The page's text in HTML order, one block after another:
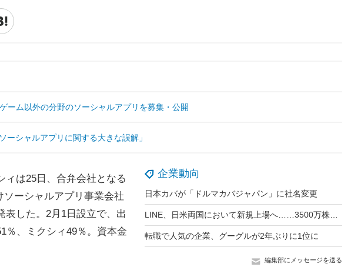
ーム以外の分野のソーシャルアプリを募集・公開
ーシャルアプリに関する大きな誤解」
企業動向
日本カバが「ドルマカバジャパン」に社名変更
転職で人気の企業、グーグルが2年ぶりに1位に
編集部にメッセージを送る
は25日、合弁会社となる
ーシャルアプリ事業会社
表した。2月1日設立で、出
％、ミクシィ49％。資本金